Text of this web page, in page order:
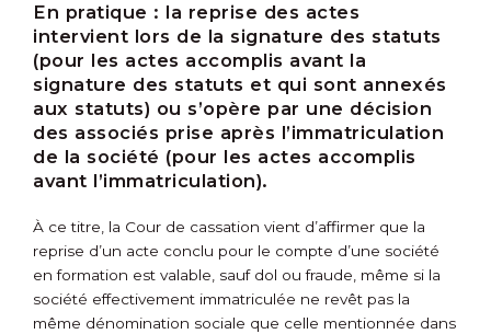
En pratique : la reprise des actes
intervient lors de la signature des statuts
(pour les actes accomplis avant la
signature des statuts et qui sont annexés
aux statuts) ou s’opère par une décision
des associés prise après l’immatriculation
de la société (pour les actes accomplis
avant l’immatriculation).
À ce titre, la Cour de cassation vient d’affirmer que la
reprise d’un acte conclu pour le compte d’une société
en formation est valable, sauf dol ou fraude, même si la
société effectivement immatriculée ne revêt pas la
même dénomination sociale que celle mentionnée dans